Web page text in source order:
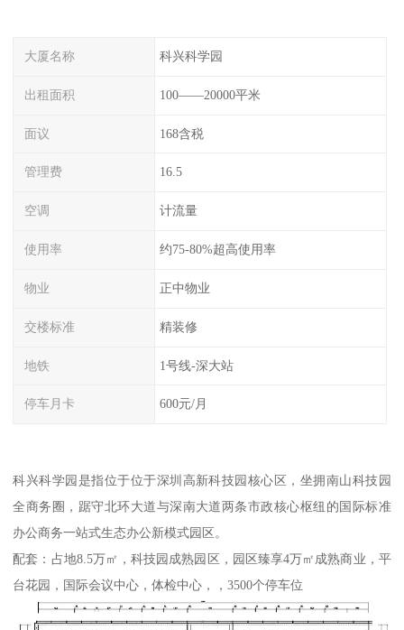
大厦名称 科兴科学园
出租面积 100——20000平米
面议 168含税
管理费 16.5
空调 计流量
使用率 约75-80%超高使用率
物业 正中物业
交楼标准 精装修
地铁 1号线-深大站
停车月卡 600元/月
科兴科学园是指位于位于深圳高新科技园核心区，坐拥南山科技园
全商务圈，踞守北环大道与深南大道两条市政核心枢纽的国际标准
办公商务一站式生态办公新模式园区。
配套：占地8.5万㎡，科技园成熟园区，园区臻享4万㎡成熟商业，平
台花园，国际会议中心，体检中心，，3500个停车位